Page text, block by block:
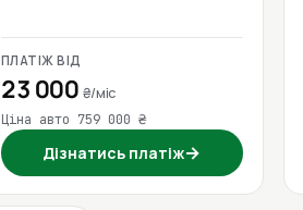
ПЛАТІЖ ВІД
23 000 ₴/міс
Ціна авто 759 000 ₴
Дізнатись платіж→